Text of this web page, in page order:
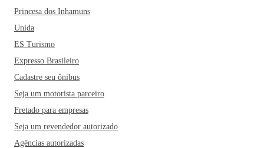
Princesa dos Inhamuns
Unida
ES Turismo
Expresso Brasileiro
Cadastre seu ônibus
Seja um motorista parceiro
Fretado para empresas
Seja um revendedor autorizado
Agências autorizadas